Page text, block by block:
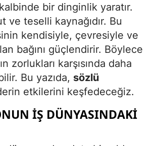
Kırklareli
Kırşehir
Kocaeli
Konya
Kütahya
Malatya
bir dinginlik yaratır.
ve teselli kaynağıdır. Bu
kendisiyle, çevresiyle ve
bağını güçlendirir. Böylece
zorlukları karşısında daha
Bu yazıda, sözlü
etkilerini keşfedeceğiz.
İŞ DÜNYASINDAKI